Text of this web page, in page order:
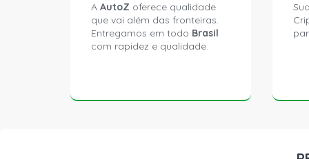
A AutoZ oferece qualidade
que vai além das fronteiras.
Entregamos em todo Brasil
com rapidez e qualidade.